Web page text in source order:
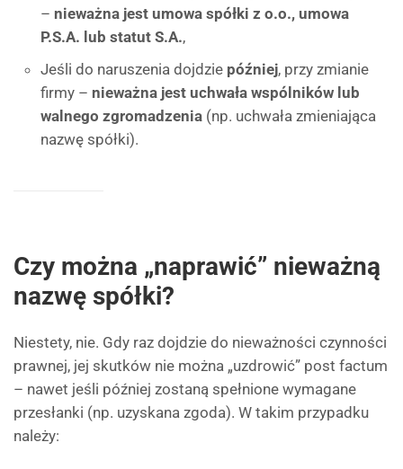
– nieważna jest umowa spółki z o.o., umowa
P.S.A. lub statut S.A.,
Jeśli do naruszenia dojdzie później, przy zmianie
firmy – nieważna jest uchwała wspólników lub
walnego zgromadzenia (np. uchwała zmieniająca
nazwę spółki).
Czy można „naprawić” nieważną
nazwę spółki?
Niestety, nie. Gdy raz dojdzie do nieważności czynności
prawnej, jej skutków nie można „uzdrowić” post factum
– nawet jeśli później zostaną spełnione wymagane
przesłanki (np. uzyskana zgoda). W takim przypadku
należy: